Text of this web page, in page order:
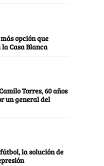
opción que
Casa Blanca
Torres, 60 años
un general del
la solución de